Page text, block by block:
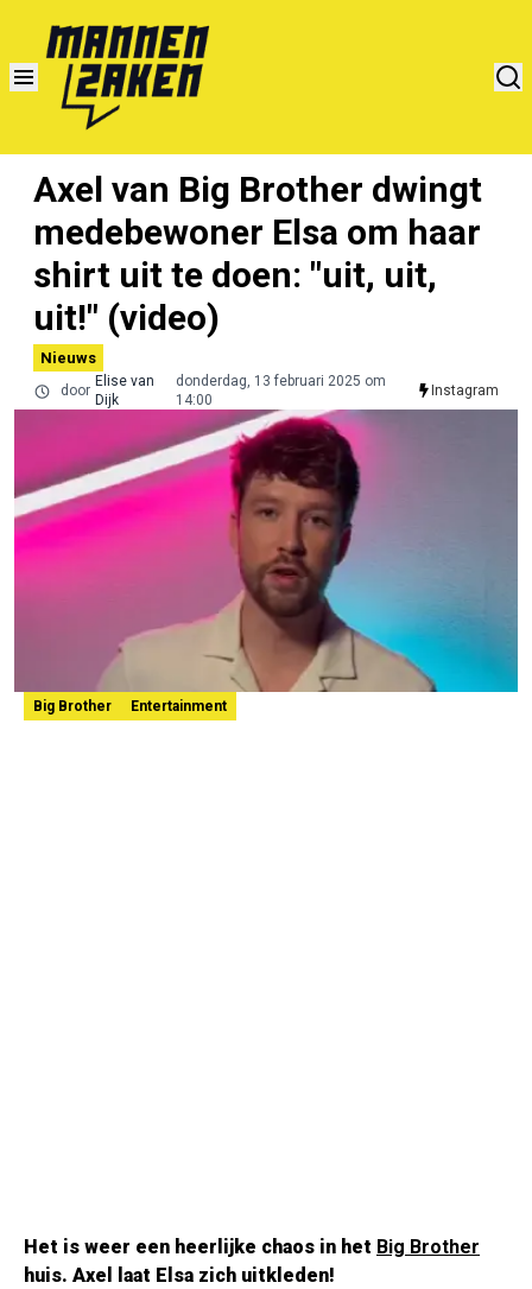
Axel van Big Brother dwingt
medebewoner Elsa om haar
shirt uit te doen: "uit, uit,
uit!" (video)
Nieuws
door
Elise van
Dijk
donderdag, 13 februari 2025 om
14:00
Instagram
Big Brother Entertainment
Het is weer een heerlijke chaos in het Big Brother
huis. Axel laat Elsa zich uitkleden!